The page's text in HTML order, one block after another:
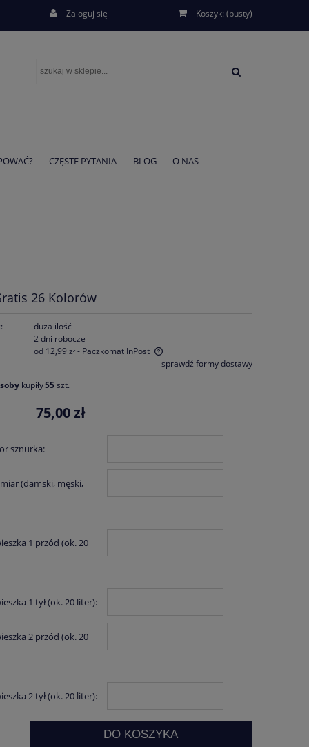
Zaloguj się Koszyk: (pusty)
CZĘSTE PYTANIA BLOG O NAS
26 Kolorów
duża ilość
2 dni robocze
od 12,99 zł- Paczkomat InPost
nie zawiera ewentualnych kosztów
sprawdź formy dostawy
kupiły55szt.
75,00 zł
sznurka:
(damski, męski,
1 przód (ok. 20
1 tył (ok. 20 liter):
2 przód (ok. 20
2 tył (ok. 20 liter):
DO KOSZYKA